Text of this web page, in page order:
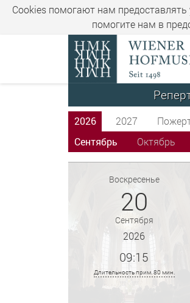
Cookies помогают нам
помогите нам в
2026 2027
Сентябрь
Октябрь
Воскресенье
20
Сентября
2026
09:15
Длительность прим. 80 мин.